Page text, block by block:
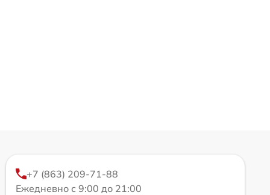
+7 (863) 209-71-88
Ежедневно с 9:00 до 21:00